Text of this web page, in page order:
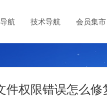
航 技术导航 会员集市
权限错误怎么修